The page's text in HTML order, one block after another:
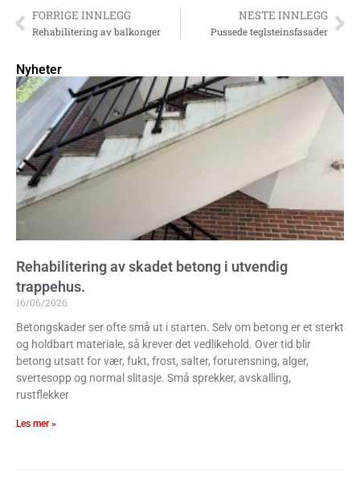
FORRIGE INNLEGG
Rehabilitering av balkonger
NESTE INNLEGG
Pussede teglsteinsfasader
Nyheter
Rehabilitering av skadet betong i utvendig
trappehus.
16/06/2026
Betongskader ser ofte små ut i starten. Selv om betong er et sterkt
og holdbart materiale, så krever det vedlikehold. Over tid blir
betong utsatt for vær, fukt, frost, salter, forurensning, alger,
svertesopp og normal slitasje. Små sprekker, avskalling,
rustflekker
Les mer »